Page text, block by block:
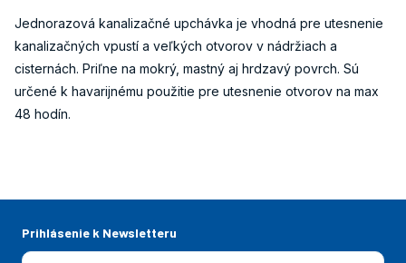
Jednorazová kanalizačné upchávka je vhodná pre utesnenie
kanalizačných vpustí a veľkých otvorov v nádržiach a
cisternách. Priľne na mokrý, mastný aj hrdzavý povrch. Sú
určené k havarijnému použitie pre utesnenie otvorov na max
48 hodín.
Prihlásenie k Newsletteru